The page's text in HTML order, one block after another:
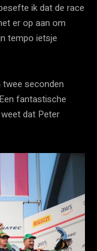
ik dat de race
er op aan om
tempo ietsje
twee seconden
fantastische
dat Peter